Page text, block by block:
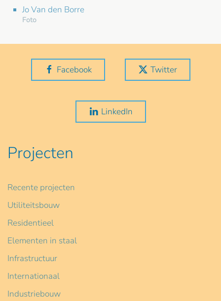
Jo Van den Borre
Foto
Facebook Twitter
LinkedIn
Projecten
Recente projecten
Utiliteitsbouw
Residentieel
Elementen in staal
Infrastructuur
Internationaal
Industriebouw